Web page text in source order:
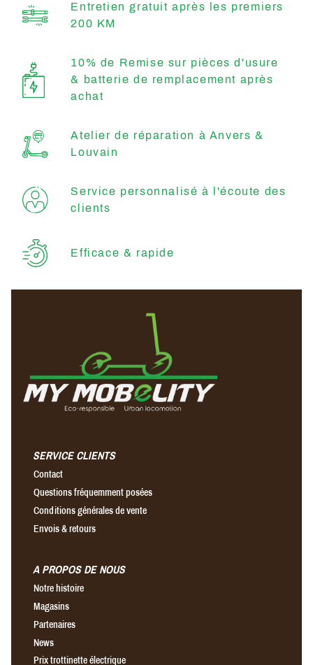
Entretien gratuit après les premiers
200 KM
10% de Remise sur pièces d'usure
& batterie de remplacement après
achat
Atelier de réparation à Anvers &
Louvain
Service personnalisé à l'écoute des
clients
Efficace & rapide
SERVICE CLIENTS
Contact
Questions fréquemment posées
Conditions générales de vente
Envois & retours
A PROPOS DE NOUS
Notre histoire
Magasins
Partenaires
News
Prix trottinette électrique